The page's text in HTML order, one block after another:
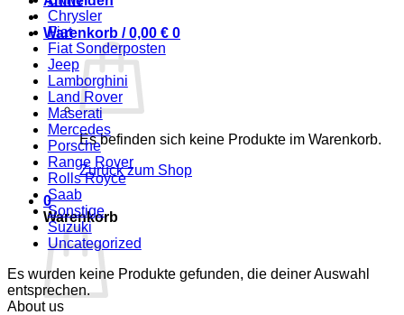
Warenkorb /0,00 € 0
Es befinden sich keine Produkte im Warenkorb.
Zurück zum Shop
0
Warenkorb
Chrysler
Fiat
Fiat Sonderposten
Jeep
Lamborghini
Land Rover
Maserati
Mercedes
Porsche
Range Rover
Rolls Royce
Saab
Sonstige
Suzuki
Uncategorized
Es wurden keine Produkte gefunden, die deiner Auswahl
entsprechen.
About us